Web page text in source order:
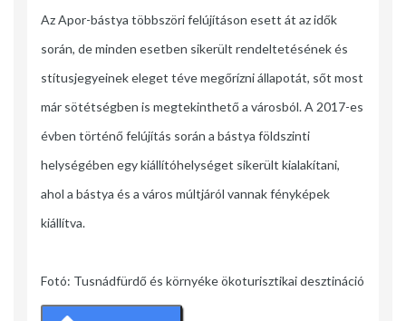
Az Apor-bástya többszöri felújításon esett át az idők
során, de minden esetben sikerült rendeltetésének és
stítusjegyeinek eleget téve megőrízni állapotát, sőt most
már sötétségben is megtekinthető a városból. A 2017-es
évben történő felújítás során a bástya földszinti
helységében egy kiállítóhelységet sikerült kialakítani,
ahol a bástya és a város múltjáról vannak fényképek
kiállítva.
Fotó: Tusnádfürdő és környéke ökoturisztikai desztináció